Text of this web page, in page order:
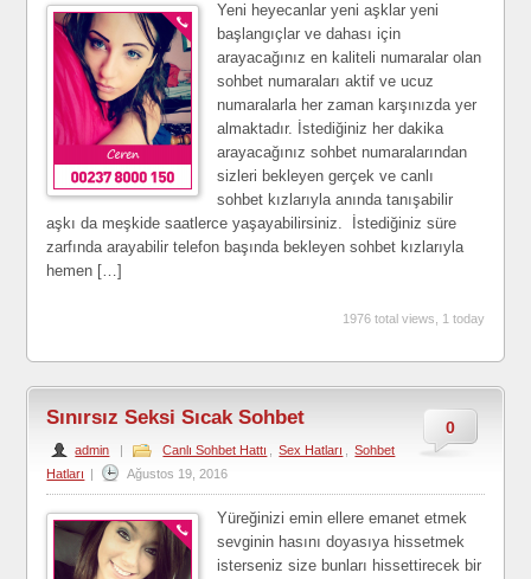
Yeni heyecanlar yeni aşklar yeni
başlangıçlar ve dahası için
arayacağınız en kaliteli numaralar olan
sohbet numaraları aktif ve ucuz
numaralarla her zaman karşınızda yer
almaktadır. İstediğiniz her dakika
arayacağınız sohbet numaralarından
sizleri bekleyen gerçek ve canlı
sohbet kızlarıyla anında tanışabilir
aşkı da meşkide saatlerce yaşayabilirsiniz. İstediğiniz süre
zarfında arayabilir telefon başında bekleyen sohbet kızlarıyla
hemen […]
1976 total views, 1 today
0
Sınırsız Seksi Sıcak Sohbet
admin | Canlı Sohbet Hattı Sex Hatları
Sohbet
Hatları | Ağustos 19, 2016
Yüreğinizi emin ellere emanet etmek
sevginin hasını doyasıya hissetmek
isterseniz size bunları hissettirecek bir